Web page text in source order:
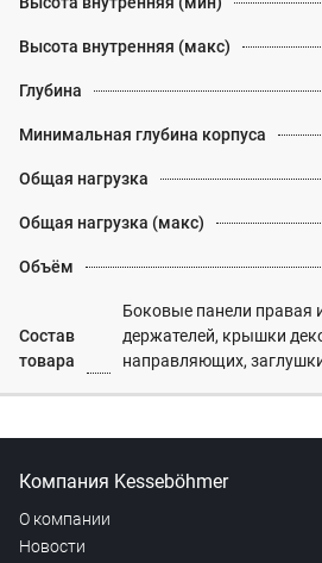
Высота внутренняя (макс)
Глубина
Минимальная глубина корпуса
Общая нагрузка
Общая нагрузка (макс)
Объём
Состав
товара
Боковые панели правая
держателей, крышки
направляющих,
Компания Kesseböhmer
О компании
Новости